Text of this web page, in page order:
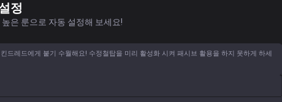
정
은 룬으로 자동 설정해 보세요!
드레드에게 붙기 수월해요! 수정철탑을 미리 활성화 시켜 패시브 활용을 하지 못하게 하세